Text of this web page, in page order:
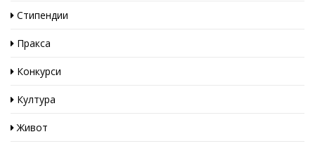
Стипендии
Пракса
Конкурси
Култура
Живот